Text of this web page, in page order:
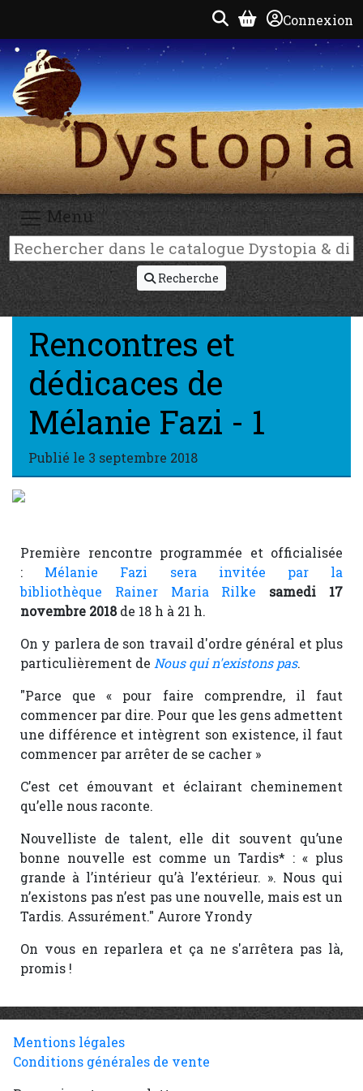
Connexion
Menu
Recherche
Rencontres et
dédicaces de
Mélanie Fazi - 1
Publié le 3 septembre 2018
Première rencontre programmée et officialisée
: Mélanie Fazi sera invitée par la
bibliothèque Rainer Maria Rilke
samedi 17
novembre 2018de 18 h à 21 h.
On y parlera de son travail d'ordre général et plus
particulièrement de Nous qui n'existons pas.
"Parce que « pour faire comprendre, il faut
commencer par dire. Pour que les gens admettent
une différence et intègrent son existence, il faut
commencer par arrêter de se cacher »
C’est cet émouvant et éclairant cheminement
qu’elle nous raconte.
Nouvelliste de talent, elle dit souvent qu’une
bonne nouvelle est comme un Tardis* : « plus
grande à l’intérieur qu’à l’extérieur. ». Nous qui
n’existons pas n’est pas une nouvelle, mais est un
Tardis. Assurément." Aurore Yrondy
On vous en reparlera et ça ne s'arrêtera pas là,
promis !
Mentions légales
Conditions générales de vente